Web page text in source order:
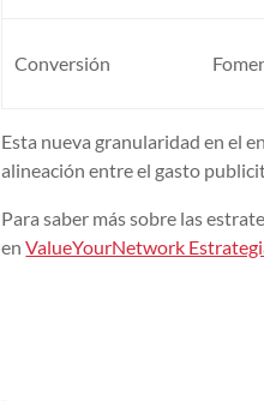
Conversión
Esta nueva granularidad en el
alineación entre el gasto
Para saber más sobre las
enValueYourNetwork